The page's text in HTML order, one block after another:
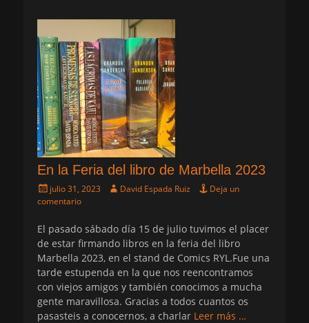
En la Feria del libro de Marbella 2023
Publicado
el
julio 31, 2023 AutorDavid Espada Ruiz
Deja un
comentario
El pasado sábado día 15 de julio tuvimos el placer
de estar firmando libros en la feria del libro
Marbella 2023, en el stand de Comics RYL.Fue una
tarde estupenda en la que nos reencontramos
con viejos amigos y también conocimos a mucha
gente maravillosa. Gracias a todos cuantos os
pasasteis a conocernos, a charlar Leer más …